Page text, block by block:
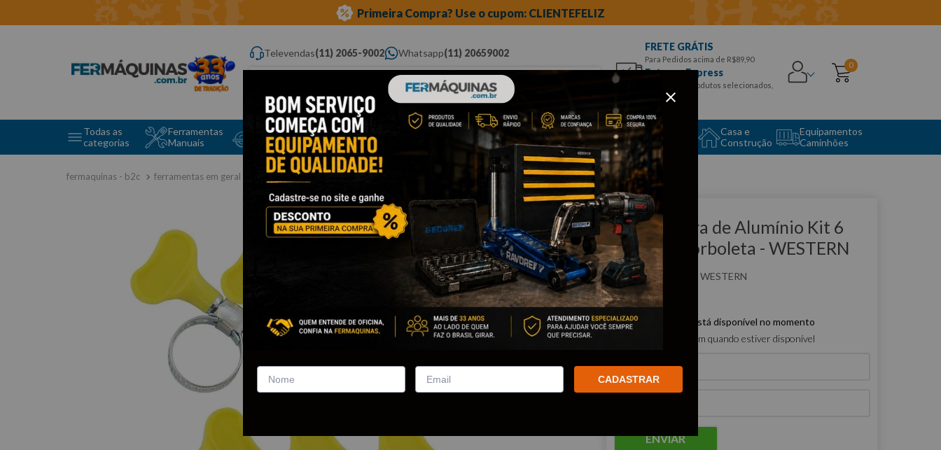
Primeira Compra? Use o cupom: CLIENTEFELIZ
Televendas(11) 2065-9002 Whatsapp(11) 20659002
Digite aqui o que você procura...
FRETE GRÁTIS
Para Pedidos acima de R$89,90
Entrega Express
para CEPS e produtos selecionados,
Aproveite!
0
Todas as
categorias
Ferramentas
Manuais
Ferramentas Elétricas
e Máquinas
Ferramentas
Ferramentas
Automotivas Especiais
Equipamento
Auto Center
Casa e
Construção
Equipamentos
Caminhões
ferramentas em geral abraçadeiras metálica
Clique e veja!
Abraçadeira de Alumínio Kit 6
pçs com Borboleta - WESTERN
:W8628 WESTERN
Este produto não está disponível no momento
Quero que me avisem quando estiver disponível
ENVIAR
CADASTRAR